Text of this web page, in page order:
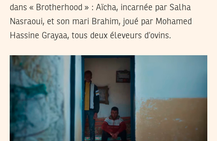
dans « Brotherhood » : Aïcha, incarnée par Salha
Nasraoui, et son mari Brahim, joué par Mohamed
Hassine Grayaa, tous deux éleveurs d’ovins.